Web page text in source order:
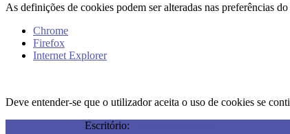
As definições de cookies podem ser alteradas nas preferências
Chrome
Firefox
Internet Explorer
Deve entender-se que o utilizador aceita o uso de cookies se
Escritório: